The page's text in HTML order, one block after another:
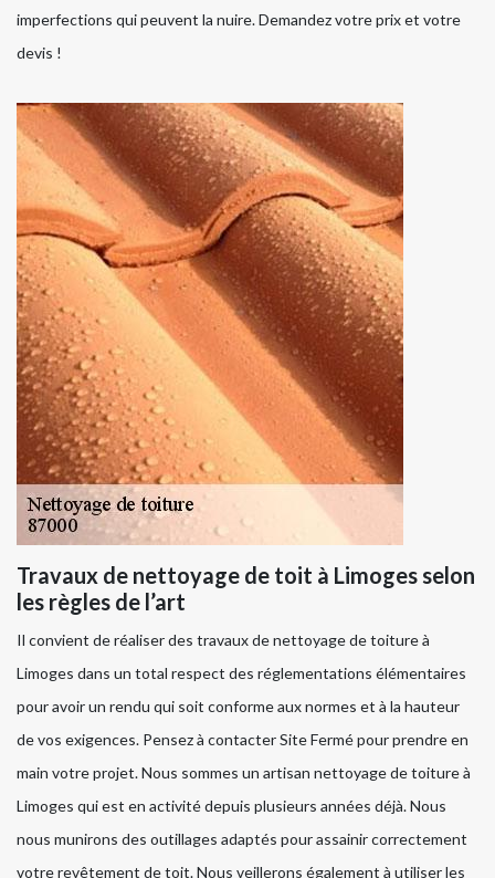
imperfections qui peuvent la nuire. Demandez votre prix et votre
devis !
Travaux de nettoyage de toit à Limoges selon
les règles de l’art
Il convient de réaliser des travaux de nettoyage de toiture à
Limoges dans un total respect des réglementations élémentaires
pour avoir un rendu qui soit conforme aux normes et à la hauteur
de vos exigences. Pensez à contacter Site Fermé pour prendre en
main votre projet. Nous sommes un artisan nettoyage de toiture à
Limoges qui est en activité depuis plusieurs années déjà. Nous
nous munirons des outillages adaptés pour assainir correctement
votre revêtement de toit. Nous veillerons également à utiliser les